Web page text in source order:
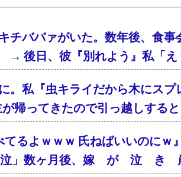
チババァがいた。数年後、食事
→ 後日、彼『別れよう』私「え
。私『虫キライだから木にスプ
帰ってきたので引っ越しすると
るよｗｗｗ 氏ねばいいのにｗ
（泣」数ヶ月後、嫁 が 泣